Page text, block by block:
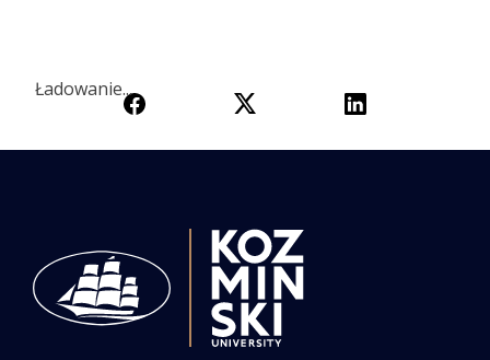
Ładowanie...